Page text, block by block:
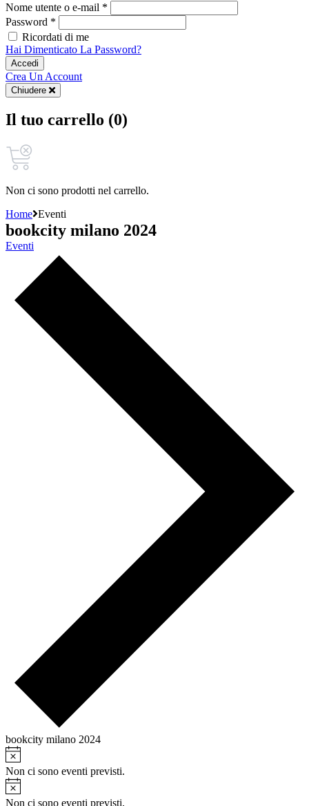
Nome utente o e-mail *
Password *
Ricordati di me
Hai Dimenticato La Password?
Accedi
Crea Un Account
Chiudere
Il tuo carrello (0)
Non ci sono prodotti nel carrello.
Home Eventi
bookcity milano 2024
Eventi
bookcity milano 2024
Eventi
for
6
Notice
Non ci sono eventi previsti.
Notice
Non ci sono eventi previsti.